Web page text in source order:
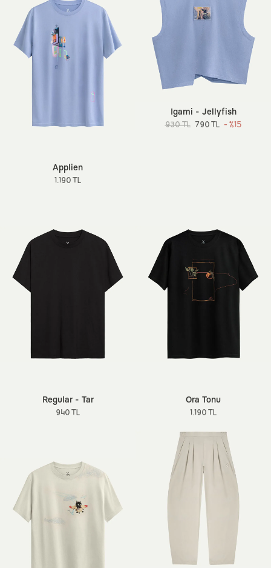
Applien
1.190 TL
Igami - Jellyfish
930 TL 790 TL - %15
Regular - Tar
940 TL
Ora Tonu
1.190 TL